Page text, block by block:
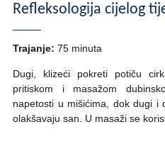
Refleksologija cijelog
Trajanje: 75 minuta
Dugi, klizeći pokreti potiču
pritiskom i masažom
napetosti u mišićima, dok dugi i
olakšavaju san. U masaži se